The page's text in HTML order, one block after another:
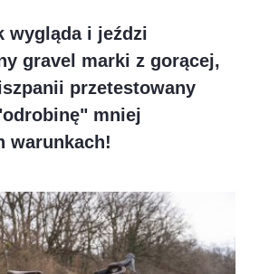
wygląda i jeździ
gravel marki z gorącej,
przetestowany
mniej
warunkach!